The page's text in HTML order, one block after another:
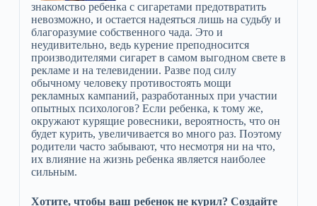
знакомство ребенка с сигаретами предотвратить
невозможно, и остается надеяться лишь на судьбу и
благоразумие собственного чада. Это и
неудивительно, ведь курение преподносится
производителями сигарет в самом выгодном свете в
рекламе и на телевидении. Разве под силу
обычному человеку противостоять мощи
рекламных кампаний, разработанных при участии
опытных психологов? Если ребенка, к тому же,
окружают курящие ровесники, вероятность, что он
будет курить, увеличивается во много раз. Поэтому
родители часто забывают, что несмотря ни на что,
их влияние на жизнь ребенка является наиболее
сильным.
Хотите, чтобы ваш ребенок не курил? Создайте